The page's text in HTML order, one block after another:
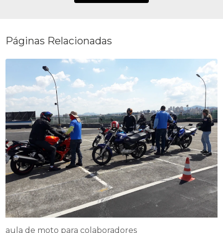
Páginas Relacionadas
aula de moto para colaboradores